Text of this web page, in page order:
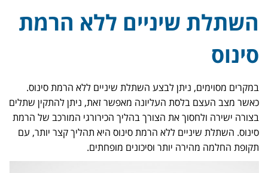
השתלת שיניים ללא הרמת
סינוס
במקרים מסוימים, ניתן לבצע השתלת שיניים ללא הרמת סינוס.
כאשר מצב העצם בלסת העליונה מאפשר זאת, ניתן להתקין שתלים
בצורה ישירה ולחסוך את הצורך בהליך הכירורגי המורכב של הרמת
סינוס. השתלת שיניים ללא הרמת סינוס היא תהליך קצר יותר, עם
תקופת החלמה מהירה יותר וסיכונים מופחתים.